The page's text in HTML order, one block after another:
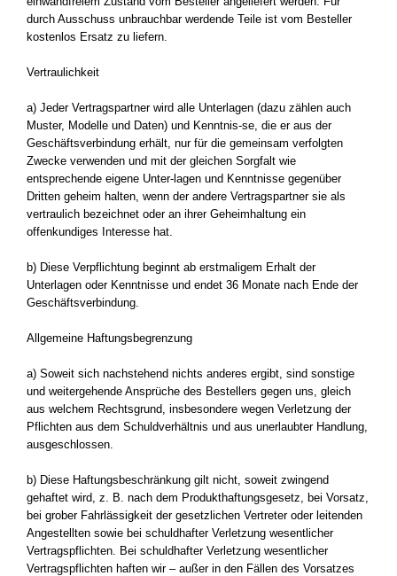
durch Ausschuss unbrauchbar werdende Teile ist vom Besteller
kostenlos Ersatz zu liefern.
Vertraulichkeit
a) Jeder Vertragspartner wird alle Unterlagen (dazu zählen auch
Muster, Modelle und Daten) und Kenntnis-se, die er aus der
Geschäftsverbindung erhält, nur für die gemeinsam verfolgten
Zwecke verwenden und mit der gleichen Sorgfalt wie
entsprechende eigene Unter-lagen und Kenntnisse gegenüber
Dritten geheim halten, wenn der andere Vertragspartner sie als
vertraulich bezeichnet oder an ihrer Geheimhaltung ein
offenkundiges Interesse hat.
b) Diese Verpflichtung beginnt ab erstmaligem Erhalt der
Unterlagen oder Kenntnisse und endet 36 Monate nach Ende der
Geschäftsverbindung.
Allgemeine Haftungsbegrenzung
a) Soweit sich nachstehend nichts anderes ergibt, sind sonstige
und weitergehende Ansprüche des Bestellers gegen uns, gleich
aus welchem Rechtsgrund, insbesondere wegen Verletzung der
Pflichten aus dem Schuldverhältnis und aus unerlaubter Handlung,
ausgeschlossen.
b) Diese Haftungsbeschränkung gilt nicht, soweit zwingend
gehaftet wird, z. B. nach dem Produkthaftungsgesetz, bei Vorsatz,
bei grober Fahrlässigkeit der gesetzlichen Vertreter oder leitenden
Angestellten sowie bei schuldhafter Verletzung wesentlicher
Vertragspflichten. Bei schuldhafter Verletzung wesentlicher
Vertragspflichten haften wir – außer in den Fällen des Vorsatzes